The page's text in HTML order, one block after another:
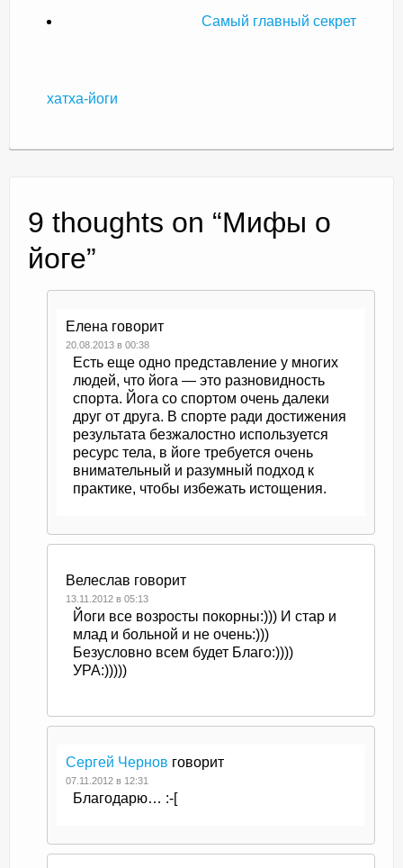
Самый главный секрет
хатха-йоги
9 thoughts on “Мифы о
йоге”
Елена говорит
20.08.2013 в 00:38
Есть еще одно представление у многих
людей, что йога — это разновидность
спорта. Йога со спортом очень далеки
друг от друга. В спорте ради достижения
результата безжалостно используется
ресурс тела, в йоге требуется очень
внимательный и разумный подход к
практике, чтобы избежать истощения.
Велеслав говорит
13.11.2012 в 05:13
Йоги все возросты покорны:))) И стар и
млад и больной и не очень:)))
Безусловно всем будет Благо:))))
УРА:)))))
Сергей Чернов говорит
07.11.2012 в 12:31
Благодарю… :-[